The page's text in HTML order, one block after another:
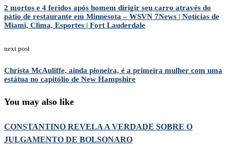
2 mortos e 4 feridos após homem dirigir seu carro através do
pátio de restaurante em Minnesota – WSVN 7News | Notícias de
Miami, Clima, Esportes | Fort Lauderdale
next post
Christa McAuliffe, ainda pioneira, é a primeira mulher com uma
estátua no capitólio de New Hampshire
You may also like
CONSTANTINO REVELA A VERDADE SOBRE O
JULGAMENTO DE BOLSONARO